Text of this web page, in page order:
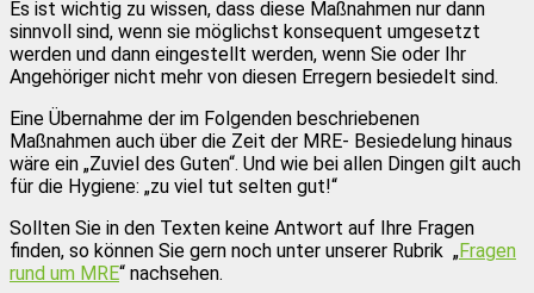
Es ist wichtig zu wissen, dass diese Maßnahmen nur dann
sinnvoll sind, wenn sie möglichst konsequent umgesetzt
werden und dann eingestellt werden, wenn Sie oder Ihr
Angehöriger nicht mehr von diesen Erregern besiedelt sind.
Eine Übernahme der im Folgenden beschriebenen
Maßnahmen auch über die Zeit der MRE- Besiedelung hinaus
wäre ein „Zuviel des Guten“. Und wie bei allen Dingen gilt auch
für die Hygiene: „zu viel tut selten gut!“
Sollten Sie in den Texten keine Antwort auf Ihre Fragen
finden, so können Sie gern noch unter unserer Rubrik „Fragen
rund um MRE“ nachsehen.